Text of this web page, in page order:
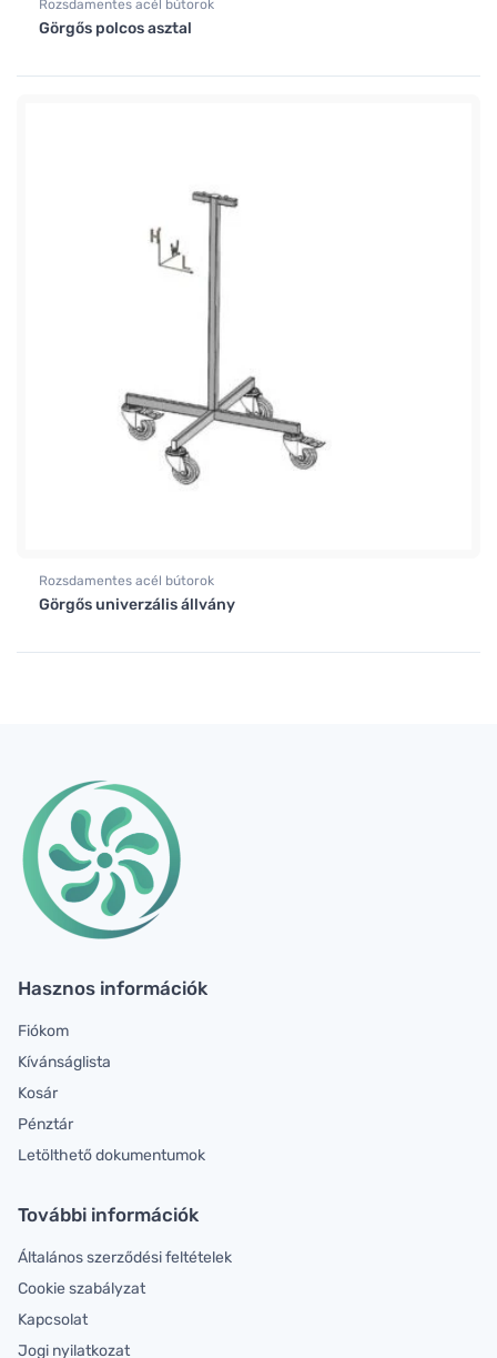
Rozsdamentes acél bútorok
Görgős polcos asztal
Rozsdamentes acél bútorok
Görgős univerzális állvány
Hasznos információk
Fiókom
Kívánságlista
Kosár
Pénztár
Letölthető dokumentumok
További információk
Általános szerződési feltételek
Cookie szabályzat
Kapcsolat
Jogi nyilatkozat